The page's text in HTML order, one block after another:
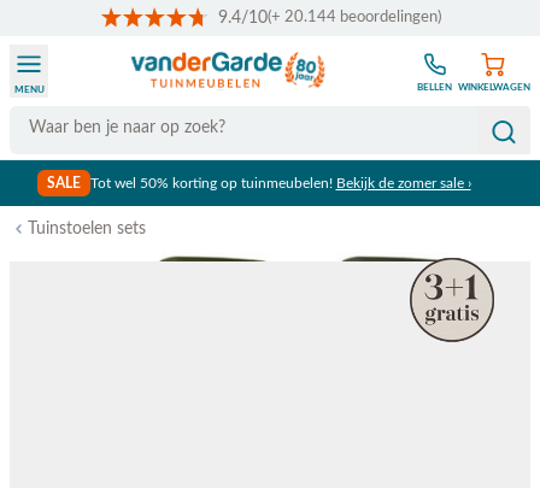
9.4/10(+ 20.144 beoordelingen)
Search
MENU BELLEN WINKELWAGEN
SALE Tot wel 50% korting op tuinmeubelen! Bekijk de zomer sale ›
Tuinstoelen sets